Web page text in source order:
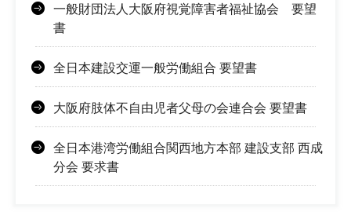
一般財団法人大阪府視覚障害者福祉協会 要望
書
全日本建設交運一般労働組合 要望書
大阪府肢体不自由児者父母の会連合会 要望書
全日本港湾労働組合関西地方本部 建設支部 西成
分会 要求書